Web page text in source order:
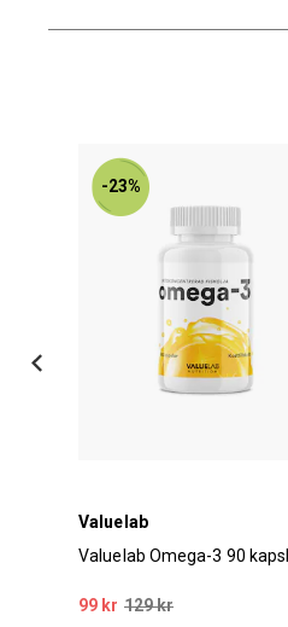
-23%
Valuelab
Valuelab Omega-3 90
99 kr 129 kr